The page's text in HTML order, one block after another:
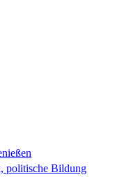
politische Bildung